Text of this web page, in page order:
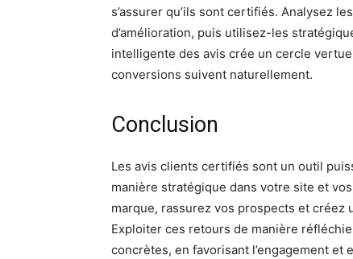
s’assurer qu’ils sont certifiés. Analysez
d’amélioration, puis utilisez-les
intelligente des avis crée un cercle
conversions suivent naturellement.
Conclusion
Les avis clients certifiés sont un outil
manière stratégique dans votre site et
marque, rassurez vos prospects et créez
Exploiter ces retours de manière
concrètes, en favorisant l’engagement et